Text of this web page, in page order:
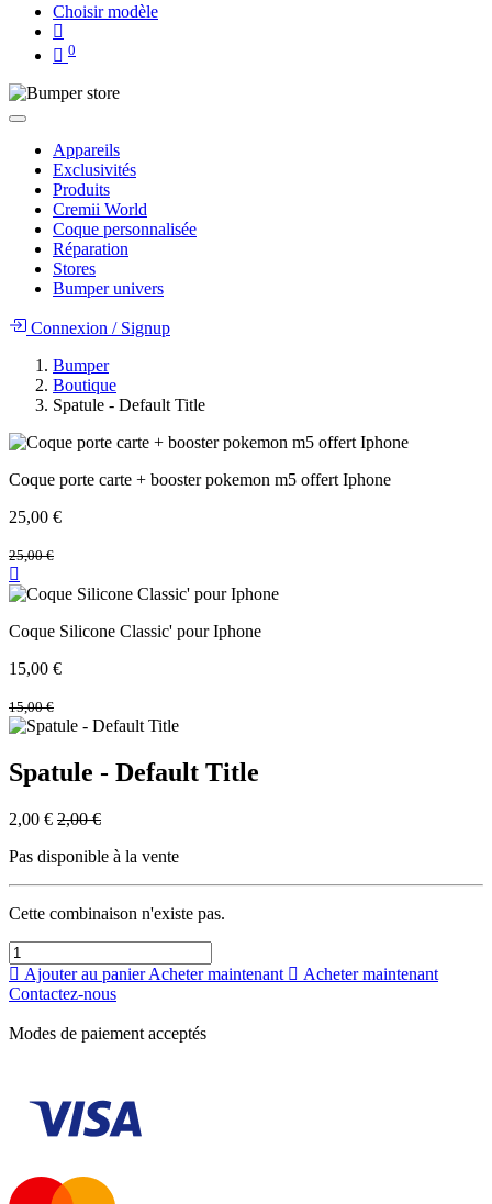
Choisir modèle
0
Appareils
Exclusivités
Produits
Cremii World
Coque personnalisée
Réparation
Stores
Bumper univers
Connexion /Signup
Bumper
Boutique
Spatule - Default Title
Coque porte carte + booster pokemon m5 offert Iphone
25,00 €
25,00€
Coque Silicone Classic' pour Iphone
15,00 €
15,00€
Spatule - Default Title
2,00 € 2,00€
Pas disponible à la vente
Cette combinaison n'existe pas.
Ajouter au panierAcheter maintenant
Acheter maintenant
Contactez-nous
Modes de paiement acceptés